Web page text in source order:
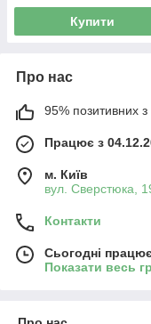
Купити
Про нас
95% позитивних з
Працює з
м. Київ
вул. Сверстюка,
Контакти
Сьогодні
Показати весь